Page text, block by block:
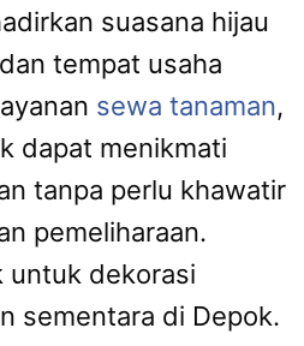
suasana hijau
tempat usaha
sewa tanaman,
dapat menikmati
tanpa perlu khawatir
pemeliharaan.
untuk dekorasi
sementara di Depok.